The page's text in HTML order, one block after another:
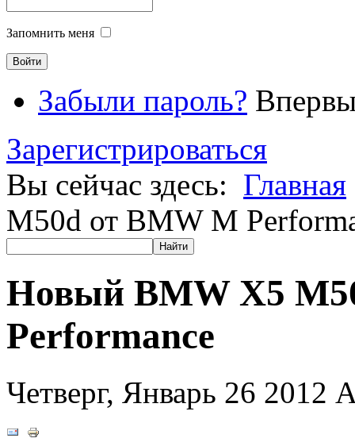
Запомнить меня
Забыли пароль?
Зарегистрироваться
Вы сейчас здесь: Главная
M50d от BMW M
Новый BMW X5
Performance
Четверг, Январь 26 2012